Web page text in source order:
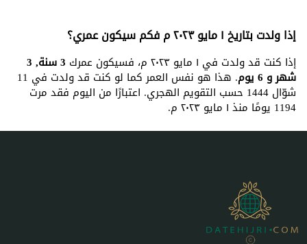
إذا ولدت بتاريخ ١ مايو ٢٠٢٣ م فكم سيكون عمري؟
إذا كنت قد ولدت في ١ مايو ٢٠٢٣ م، فسيكون عمرك 3 سنة, 3
شهر و 6 يوم . هذا هو نفس العمر كما لو كنت قد ولدت في 11
شوّال 1444 حسب التقويم الهجري. اعتبارًا من اليوم فقد مرت
1194 يومًا منذ ١ مايو ٢٠٢٣ م.